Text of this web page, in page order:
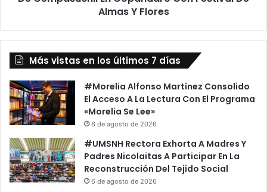
Y
Almas Y Flores
Más vistas en los últimos 7 días
#Morelia Alfonso Martínez Consolido
El Acceso A La Lectura Con El Programa
«Morelia Se Lee»
6 de agosto de 2026
#UMSNH Rectora Exhorta A Madres Y
Padres Nicolaitas A Participar En La
Reconstrucción Del Tejido Social
6 de agosto de 2026